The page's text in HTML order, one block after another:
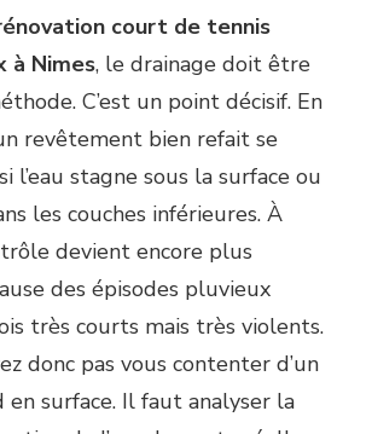
LE
DRAINAGE
DE
LANCER
RÉNOVATION
DE
DE
TENNIS
EN
BÉTON
POREUX
NÎMES
court de tennis
à Nimes, le drainage doit être
C’est un point décisif. En
revêtement bien refait se
l’eau stagne sous la surface ou
les couches inférieures. À
devient encore plus
des épisodes pluvieux
très courts mais très violents.
donc pas vous contenter d’un
surface. Il faut analyser la